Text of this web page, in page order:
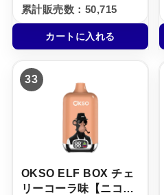
の
価
格
は
¥
0
た
。
在
の
価
格
は
5
0
。
累計販売数：50,715
カートに入れる
33
OKSO ELF BOX チェ
リーコーラ味【ニコパ